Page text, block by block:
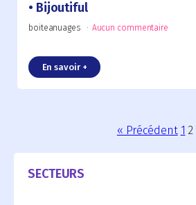
Bijoutiful
boiteanuages Aucun commentaire
En savoir +
« Précédent 1 2
SECTEURS